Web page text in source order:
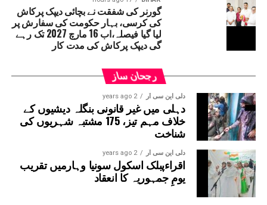
قانون ساز کونسل کا رکن بننا لازمی ہے۔ ایسا نہ
ہونے پر متعلقہ شخص کو وزارتی عہدہ چھوڑنا پڑ
گورنر کی شفقت نے بچائی دیپک پرکاش
کی کرسی، بہار حکومت کی سفارش پر
لیا گیا فیصلہ،اب 16 مارچ 2027 تک رہے
گی دیپک پرکاش کی مدت کار
رجحان ساز
دلی این سی آر 2 years ago
دہلی میں غیر قانونی بنگلہ دیشیوں کے
خلاف مہم تیز، 175 مشتبہ شہریوں کی
شناخت
دلی این سی آر 2 years ago
اقراءپبلک اسکول سونیا وہارمیں تقریب
یومِ جمہوریہ کا انعقاد